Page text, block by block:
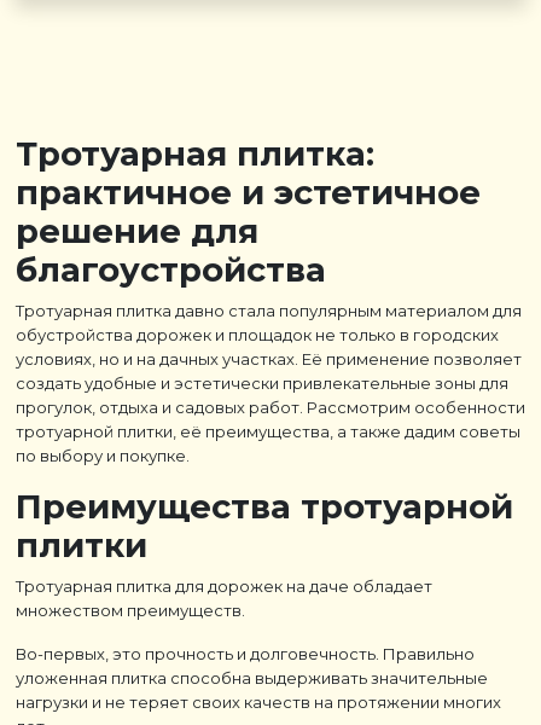
Тротуарная плитка:
практичное и эстетичное
решение для
благоустройства
Тротуарная плитка давно стала популярным материалом для
обустройства дорожек и площадок не только в городских
условиях, но и на дачных участках. Её применение позволяет
создать удобные и эстетически привлекательные зоны для
прогулок, отдыха и садовых работ. Рассмотрим особенности
тротуарной плитки, её преимущества, а также дадим советы
по выбору и покупке.
Преимущества тротуарной
плитки
Тротуарная плитка для дорожек на даче обладает
множеством преимуществ.
Во-первых, это прочность и долговечность. Правильно
уложенная плитка способна выдерживать значительные
нагрузки и не теряет своих качеств на протяжении многих